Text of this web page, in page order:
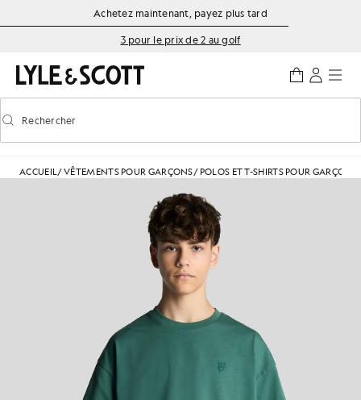
Aller directement au contenu principal
Informations sur l'accessibilité
Achetez maintenant, payez plus tard
3 pour le prix de 2 au golf
Activer/désactiver la recherche prédictive
Rechercher
ACCUEIL/VÊTEMENTS POUR GARÇONS/ POLOS ET T-SHIRTS POUR GARÇONS